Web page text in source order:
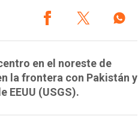
en el noreste de
la frontera con Pakistán y
EEUU (USGS).